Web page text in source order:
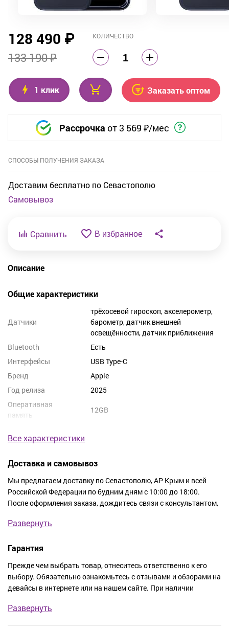
КОЛИЧЕСТВО
128 490 ₽
133 190 ₽
1 клик Заказать оптом
Рассрочка от 3 569 ₽/мес
СПОСОБЫ ПОЛУЧЕНИЯ ЗАКАЗА
Доставим бесплатно по Севастополю
Самовывоз
Сравнить В избранное
Описание
Общие характеристики
Датчики
трёхосевой гироскоп, акселерометр,
барометр, датчик внешней
освещённости, датчик приближения
Bluetooth
Есть
Интерфейсы
USB Type-C
Бренд
Apple
Год релиза
2025
Оперативная
память
12GB
Все характеристики
Доставка и самовывоз
Мы предлагаем доставку по Севастополю, АР Крым и всей
Российской Федерации по будним дням с 10:00 до 18:00.
После оформления заказа, дождитесь связи с консультантом,
удобно получить заказ. Доставка покупки осуществляется в
Бесплатно.
Развернуть
Гарантия
Прежде чем выбрать товар, отнеситесь ответственно к его
выбору. Обязательно ознакомьтесь с отзывами и обзорами на
девайсы в интернете или на нашем сайте. При наличии
нашим консультантом. Вы получите подробную консультацию
Развернуть